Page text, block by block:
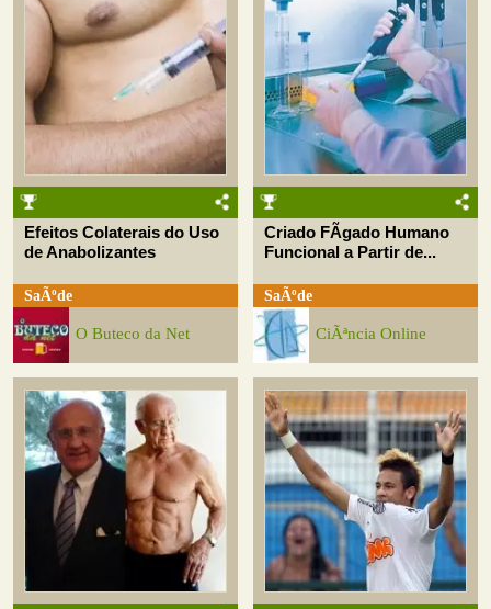
Efeitos Colaterais do Uso
de Anabolizantes
SaÃºde
O Buteco da Net
Criado FÃ­gado Humano
Funcional a Partir de...
SaÃºde
CiÃªncia Online